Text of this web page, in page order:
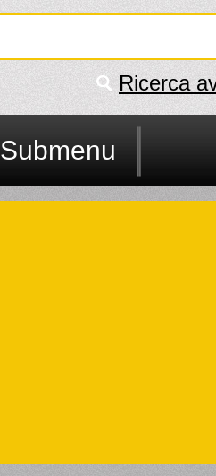
Ricerca
Submenu